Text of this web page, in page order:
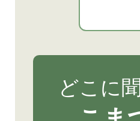
どこに